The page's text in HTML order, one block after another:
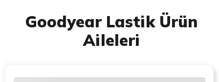
Goodyear Lastik Ürün
Aileleri